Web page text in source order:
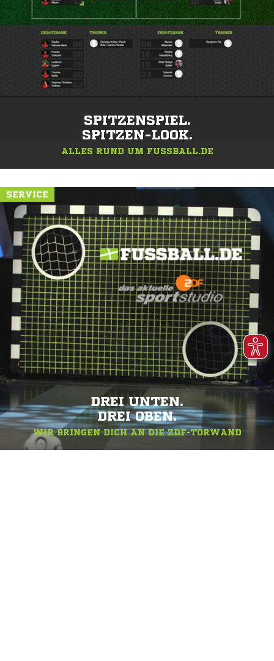
SPITZENSPIEL.
SPITZEN-LOOK.
ALLES RUND UM FUSSBALL.DE
SERVICE
DREI UNTEN.
DREI OBEN.
WIR BRINGEN DICH AN DIE ZDF-TORWAND